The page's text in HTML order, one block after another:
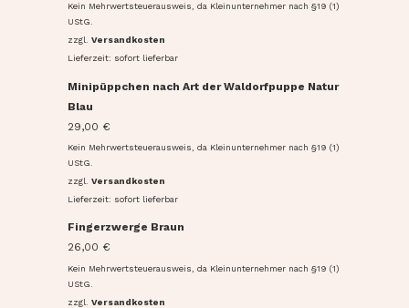
Kein Mehrwertsteuerausweis, da Kleinunternehmer nach §19 (1)
UStG.
zzgl. Versandkosten
Lieferzeit: sofort lieferbar
Minipüppchen nach Art der Waldorfpuppe Natur
Blau
29,00 €
Kein Mehrwertsteuerausweis, da Kleinunternehmer nach §19 (1)
UStG.
zzgl. Versandkosten
Lieferzeit: sofort lieferbar
Fingerzwerge Braun
26,00 €
Kein Mehrwertsteuerausweis, da Kleinunternehmer nach §19 (1)
UStG.
zzgl. Versandkosten